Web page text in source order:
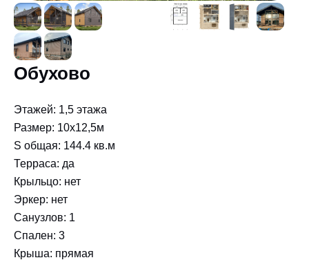
Обухово
Этажей: 1,5 этажа
Размер: 10x12,5м
S общая: 144.4 кв.м
Терраса: да
Крыльцо: нет
Эркер: нет
Санузлов: 1
Спален: 3
Крыша: прямая